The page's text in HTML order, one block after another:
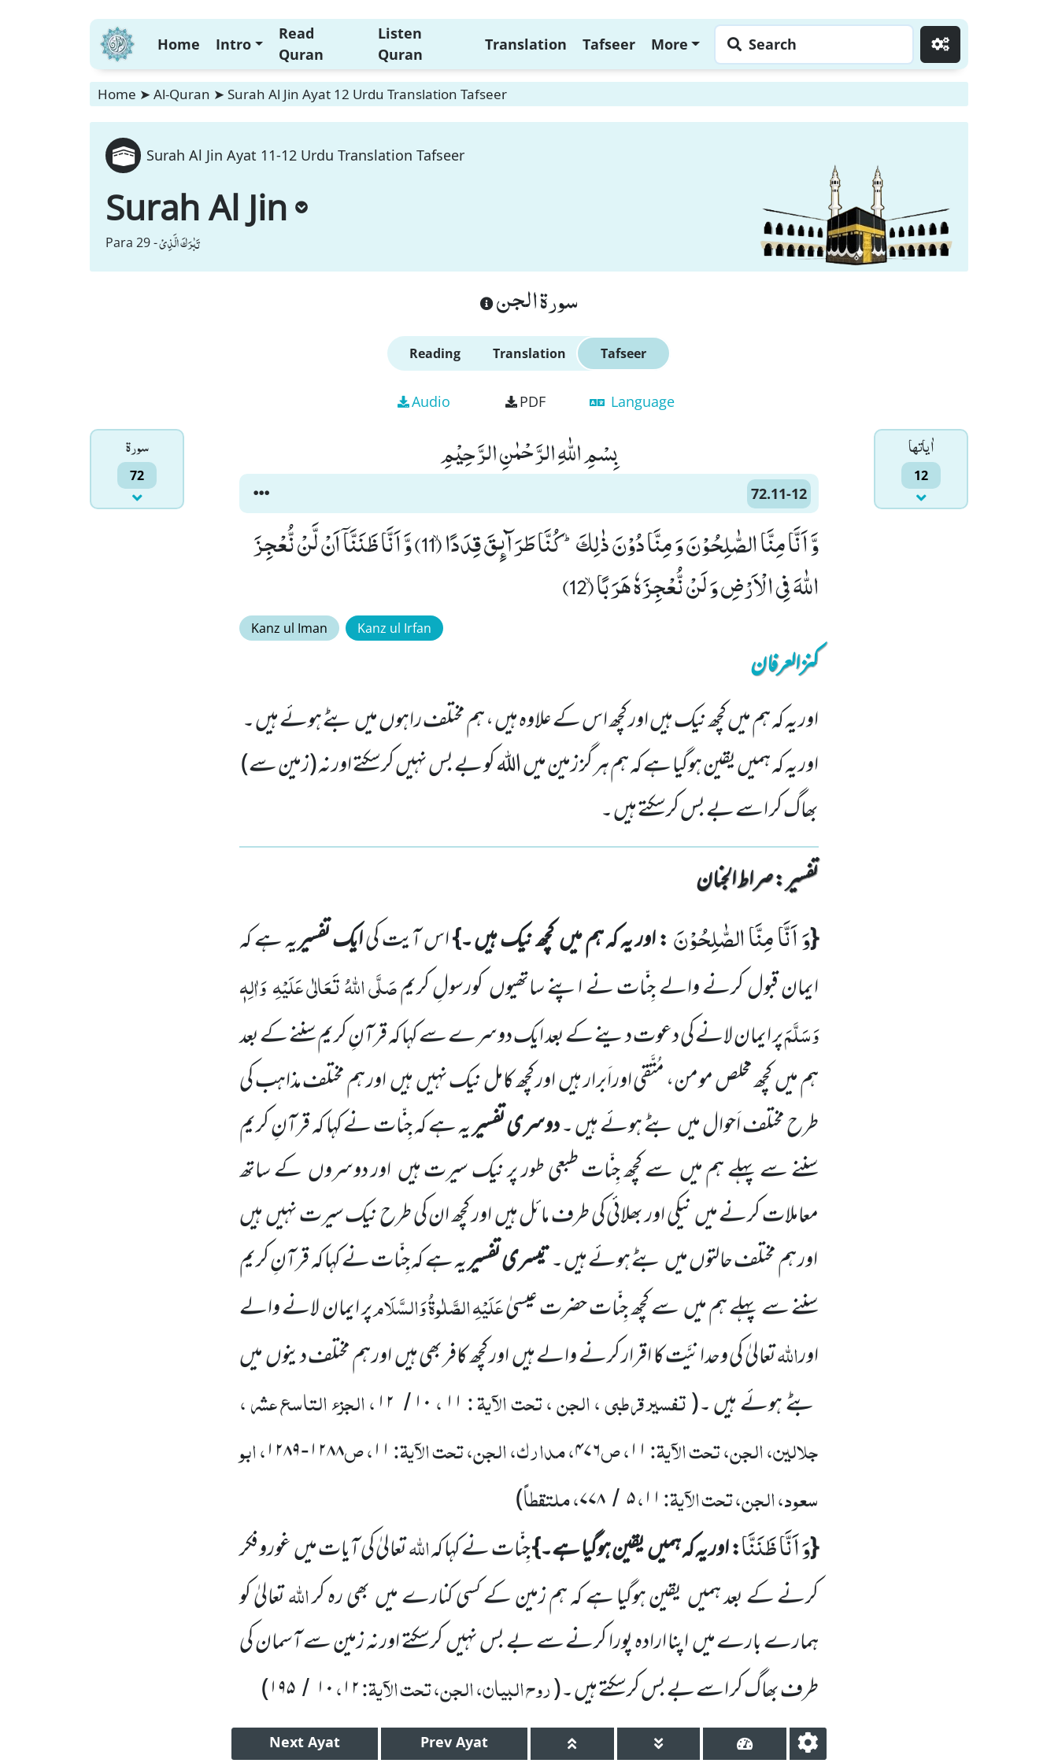
Home Intro
Read
Quran
Listen
Quran
Translation Tafseer More Search
Home ➤ Al-Quran ➤ Surah Al Jin Ayat 12 Urdu Translation Tafseer
Surah Al Jin Ayat 11-12 Urdu Translation Tafseer
Surah Al Jin
Para 29 -تَبٰرَكَ الَّذِیْ
سورة الجن
Reading Translation Tafseer
Audio PDF Language
سورۃ
72
اٰياتها
12
بِسْمِ اللّٰهِ الرَّحْمٰنِ الرَّحِیْمِ
72.11-12
وَّ اَنَّا مِنَّا الصّٰلِحُوْنَ وَ مِنَّا دُوْنَ ذٰلِكَؕ-كُنَّا طَرَآىٕقَ قِدَدًاۙ (11) وَّ اَنَّا ظَنَنَّاۤ اَنْ لَّنْ نُّعْجِزَ
اللّٰهَ فِی الْاَرْضِ وَ لَنْ نُّعْجِزَهٗ هَرَبًاۙ (12)
Kanz ul Iman Kanz ul Irfan
کنزالعرفان
اور یہ کہ ہم میں کچھ نیک ہیں اور کچھ اس کے علاوہ ہیں ، ہم مختلف راہوں میں بٹے ہوئے ہیں ۔
اور یہ کہ ہمیں یقین ہوگیا ہے کہ ہم ہر گز زمین میں اللہ کو بے بس نہیں کرسکتے اور نہ (زمین سے)
بھاگ کر اسے بے بس کرسکتے ہیں ۔
تفسیر : ‎صراط الجنان
{وَ اَنَّا مِنَّا الصّٰلِحُوْنَ: اور یہ کہ ہم میںکچھ نیک ہیں ۔}اس آیت کیایکتفسیریہ ہے کہ
ایمان قبول کرنے والےجِنّات نے اپنے ساتھیوںکورسولِ کریمصَلَّی اللّٰہُ تَعَالٰی عَلَیْہِوَاٰلِہٖ
وَسَلَّمَپر ایمان لانے کی دعوت دینے کے بعد ایک دوسرے سے کہا کہ قرآنِ کریم سننے کے بعد
ہم میںکچھ مخلص مومن، مُتَّقی اوراَبرار ہیںاور کچھ کامل نیک نہیںہیںاور ہم مختلف مذاہب کی
طرح مختلف اَحوال میںبٹے ہوئے ہیں ۔دوسری تفسیریہ ہے کہ جِنّات نے کہا کہ قرآنِ کریم
سننے سے پہلے ہم میں سے کچھ جِنّات طبعی طور پر نیک سیرت ہیںاور دوسروںکے ساتھ
معاملات کرنے میںنیکی اور بھلائی کی طرف مائل ہیںاور کچھ ان کی طرح نیک سیرت نہیںہیں
اور ہم مختلف حالتوں میںبٹے ہوئے ہیں ۔تیسری تفسیریہ ہے کہجِنّات نے کہا کہ قرآنِ کریم
سننے سے پہلے ہم میںسے کچھ جِنّات حضرتعیسیٰعَلَیْہِالصَّلٰوۃُوَالسَّلَامپر ایمان لانے والے
اوراللّٰہتعالیٰ کی وحدانیَّت کا اقرار کرنے والے ہیںاور کچھ کافر بھی ہیںاور ہم مختلف دینوںمیں
بٹے ہوئے ہیں ۔(تفسیر قرطبی ، الجن ، تحت الآیۃ : ۱۱،۱۰ / ۱۲، الجزء التاسع عشر ،
جلالین، الجن، تحت الآیۃ:۱۱، ص۴۷۶، مدارک، الجن، تحت الآیۃ:۱۱، ص۱۲۸۸-۱۲۸۹، ابو
سعود، الجن، تحت الآیۃ:۱۱،۵ / ۷۷۸، ملتقطاً)
{وَ اَنَّا ظَنَنَّا: اور یہ کہ ہمیںیقین ہوگیا ہے۔}جِنّات نے کہا کہاللّٰہتعالیٰ کی آیات میںغورو فکر
کرنے کے بعد ہمیں یقینہوگیا ہے کہ ہم زمین کے کسی کنارے میںبھی رہ کراللّٰہتعالیٰ کو
ہمارے بارے میںاپنا ارادہ پورا کرنے سے بے بس نہیںکرسکتے اور نہ زمین سے آسمان کی
طرف بھاگ کر اسے بے بس کرسکتے ہیں ۔(روح البیان، الجن، تحت الآیۃ:۱۲،۱۰ / ۱۹۵)
Next Ayat Prev Ayat